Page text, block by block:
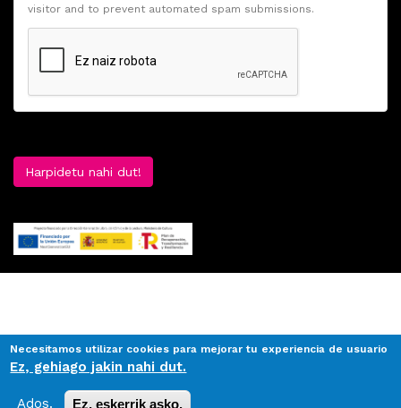
visitor and to prevent automated spam submissions.
Harpidetu nahi dut!
Necesitamos utilizar cookies para mejorar tu experiencia de usuario
Ez, gehiago jakin nahi dut.
Ados. Ez, eskerrik asko.